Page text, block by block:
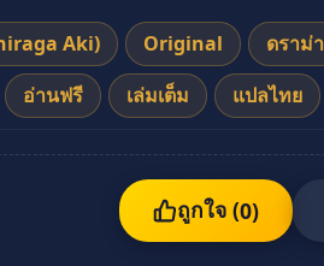
Aki)
Original ดราม่า
อ่านฟรี เล่มเต็ม แปลไทย
ถูกใจ (0)